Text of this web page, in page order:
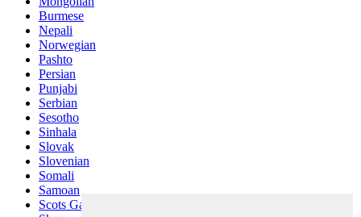
Burmese
Nepali
Norwegian
Pashto
Persian
Punjabi
Serbian
Sesotho
Sinhala
Slovak
Slovenian
Somali
Samoan
Scots Gaelic